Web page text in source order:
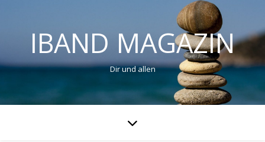
IBAND MAGAZIN
Dir und allen